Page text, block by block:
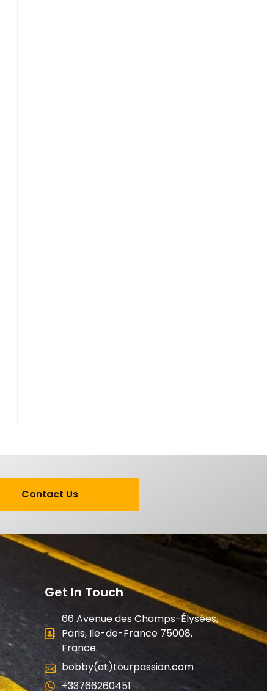
Contact Us
Get In Touch
66 Avenue des Champs-Élysées,
Paris, Ile-de-France 75008,
France.
bobby(at)tourpassion.com
+33766260451